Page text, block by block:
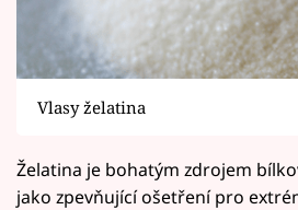
Vlasy želatina
Želatina je bohatým zdrojem
jako zpevňující ošetření pro